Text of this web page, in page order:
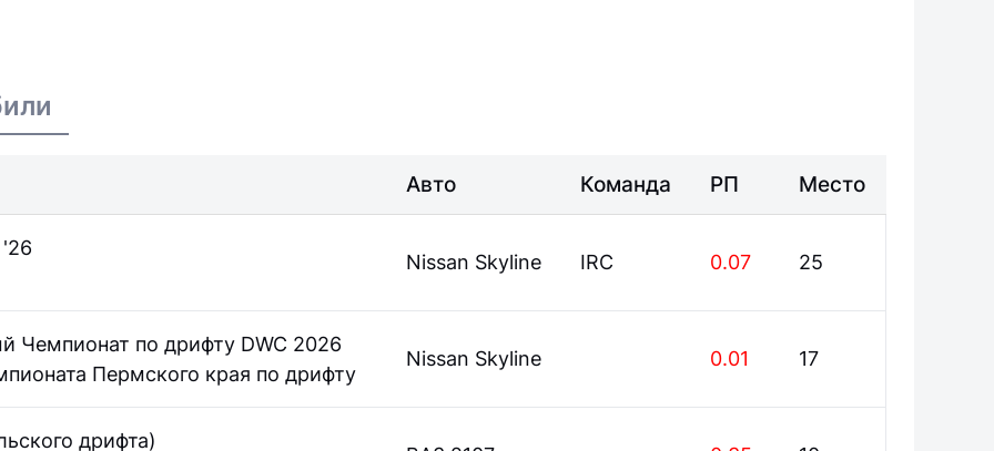
Авто Команда РП Место
Nissan Skyline IRC 0.07 25
Чемпионат по дрифту DWC 2026
Пермского края по дрифту
Nissan Skyline 0.01 17
дрифта)